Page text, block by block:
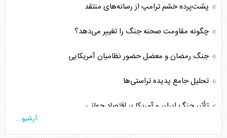
پشت‌پرده خشم ترامپ از رسانه‌های منتقد
چگونه مقاومت صحنه جنگ را تغییر می‌دهد؟
جنگ رمضان و معضل حضور نظامیان آمریکایی
تحلیل جامع پدیده تراستی‌ها
تأثیر جنگ ایران و آمریکا بر اقتصاد جهانی
آرشیو...